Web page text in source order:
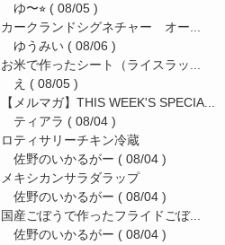
ゆ〜⭐︎ ( 08/05 )
カークランドシグネチャー オー...
ゆうみい ( 08/06 )
お米で作ったシート（ライスラッ...
え ( 08/05 )
【メルマガ】THIS WEEK'S SPECIA...
ティアラ ( 08/04 )
ロティサリーチキン冷蔵
佐野のいかるがー ( 08/04 )
メキシカンサラダラップ
佐野のいかるがー ( 08/04 )
国産ごぼうで作ったフライドごぼ...
佐野のいかるがー ( 08/04 )